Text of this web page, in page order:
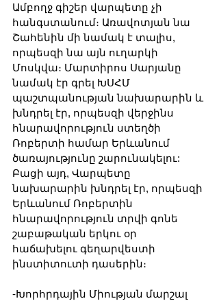
Ամբողջ գիշեր վարպետը չի
հանգստանում։ Առավոտյան նա
Շահենին մի նամակ է տալիս,
որպեսզի նա այն ուղարկի
Մոսկվա։ Մարտիրոս Սարյանը
նամակ էր գրել ԽՍՀՄ
պաշտպանության նախարարին և
խնդրել էր, որպեսզի վերջինս
հնարավորություն ստեղծի
Ռոբերտի համար Երևանում
ծառայությունը շարունակելու:
Բացի այդ, Վարպետը
նախարարին խնդրել էր, որպեսզի
Երևանում Ռոբերտին
հնարավորություն տրվի գոնե
շաբաթական երկու օր
հաճախելու գեղարվեստի
ինստիտուտի դասերին։
-Խորհրդային Միության մարշալ